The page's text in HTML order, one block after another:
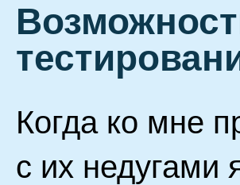
Когда ко мне
с их недугами